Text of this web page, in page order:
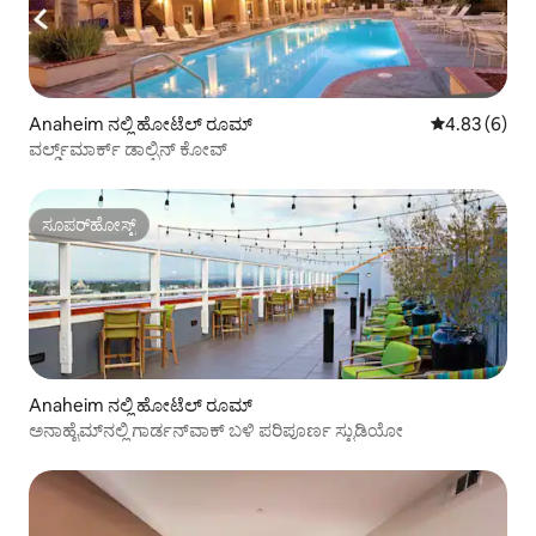
Anaheim ನಲ್ಲಿ ಹೋಟೆಲ್ ರೂಮ್ 5 ರಲ್ಲಿ 4.83
4.83 (6)
ವರ್ಲ್ಡ್‌ಮಾರ್ಕ್ ಡಾಲ್ಫಿನ್ ಕೋವ್
ಸೂಪರ್‌ಹೋಸ್ಟ್
ಸೂಪರ್‌ಹೋಸ್ಟ್
Anaheim ನಲ್ಲಿ ಹೋಟೆಲ್ ರೂಮ್
ಅನಾಹೈಮ್‌ನಲ್ಲಿ ಗಾರ್ಡನ್‌ವಾಕ್ ಬಳಿ ಪರಿಪೂರ್ಣ ಸ್ಟುಡಿಯೋ